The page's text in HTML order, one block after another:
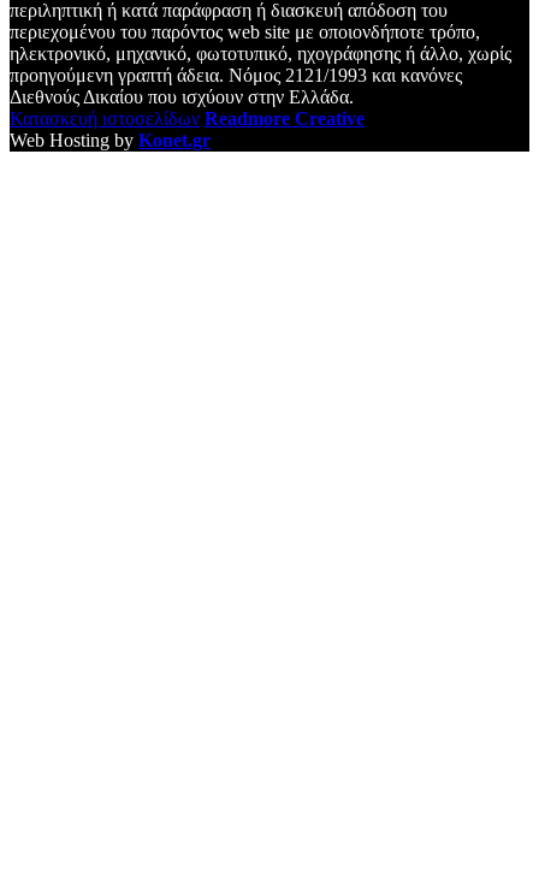
περιληπτική ή κατά παράφραση ή διασκευή απόδοση του
περιεχομένου του παρόντος web site με οποιονδήποτε τρόπο,
ηλεκτρονικό, μηχανικό, φωτοτυπικό, ηχογράφησης ή άλλο, χωρίς
προηγούμενη γραπτή άδεια. Νόμος 2121/1993 και κανόνες
Διεθνούς Δικαίου που ισχύουν στην Ελλάδα.
Κατασκευή ιστοσελίδων Readmore Creative
Web Hosting by Konet.gr